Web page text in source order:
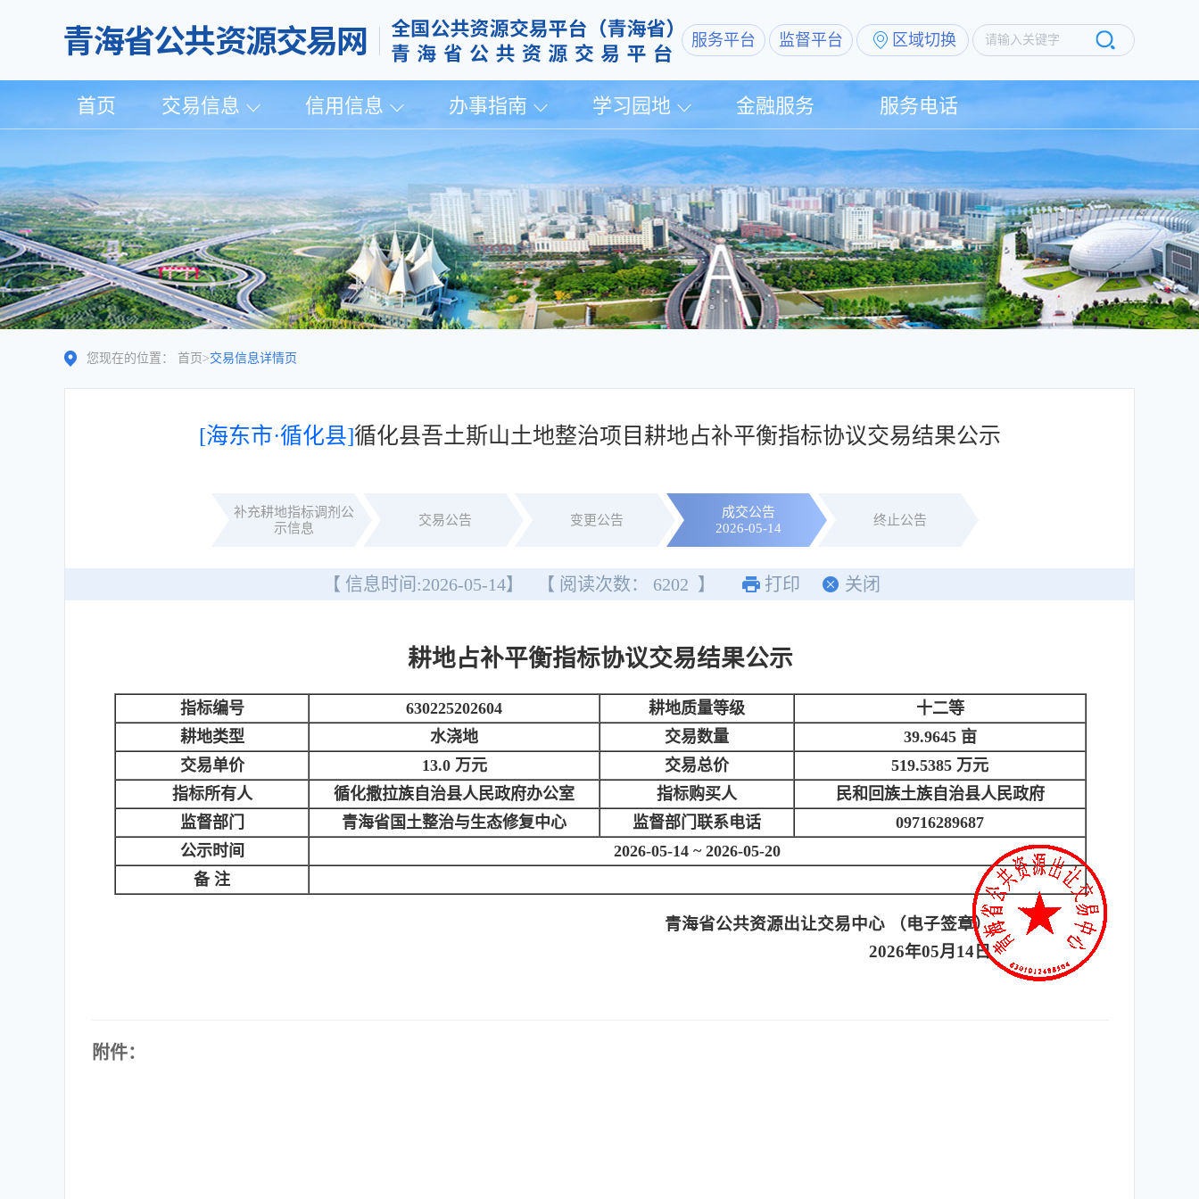
服务平台 监督平台 区域切换 请输入关键字
首页 交易信息 信用信息 办事指南 学习园地 金融服务 服务电话
您现在的位置： 首页 >交易信息详情页
[海东市·循化县]循化县吾土斯山土地整治项目耕地占补平衡指标协议交易结果公示
补充耕地指标调剂公
示信息
交易公告 变更公告
成交公告
2026-05-14
终止公告
【 信息时间:2026-05-14】 【 阅读次数： 6202 】 打印 关闭
耕地占补平衡指标协议交易结果公示
指标编号 630225202604 耕地质量等级
十二等
耕地类型
水浇地 交易数量
39.9645 亩
交易单价
13.0 万元 交易总价
519.5385 万元
指标所有人
循化撒拉族自治县人民政府办公室 指标购买人
民和回族土族自治县人民政府
监督部门
青海省国土整治与生态修复中心 监督部门联系电话
09716289687
公示时间
2026-05-14 ~ 2026-05-20
备 注
青海省公共资源出让交易中心 （电子签章）
2026年05月14日
附件：